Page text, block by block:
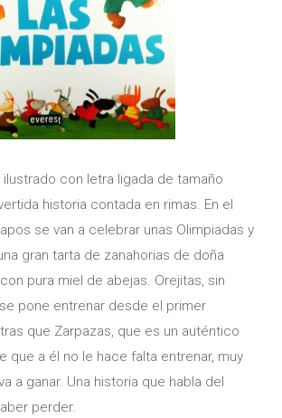
con letra ligada de tamaño
historia contada en rimas. En el
se van a celebrar unas Olimpiadas y
gran tarta de zanahorias de doña
pura miel de abejas. Orejitas, sin
pone entrenar desde el primer
que Zarpazas, que es un auténtico
que a él no le hace falta entrenar, muy
a ganar. Una historia que habla del
perder.